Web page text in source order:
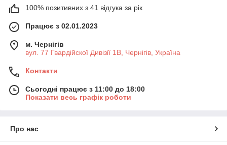
100% позитивних з 41 відгука за рік
Працює з 02.01.2023
м. Чернігів
вул. 77 Гвардійскої Дивізії 1В, Чернігів, Україна
Контакти
Сьогодні працює з 11:00 до 18:00
Показати весь графік роботи
Про нас